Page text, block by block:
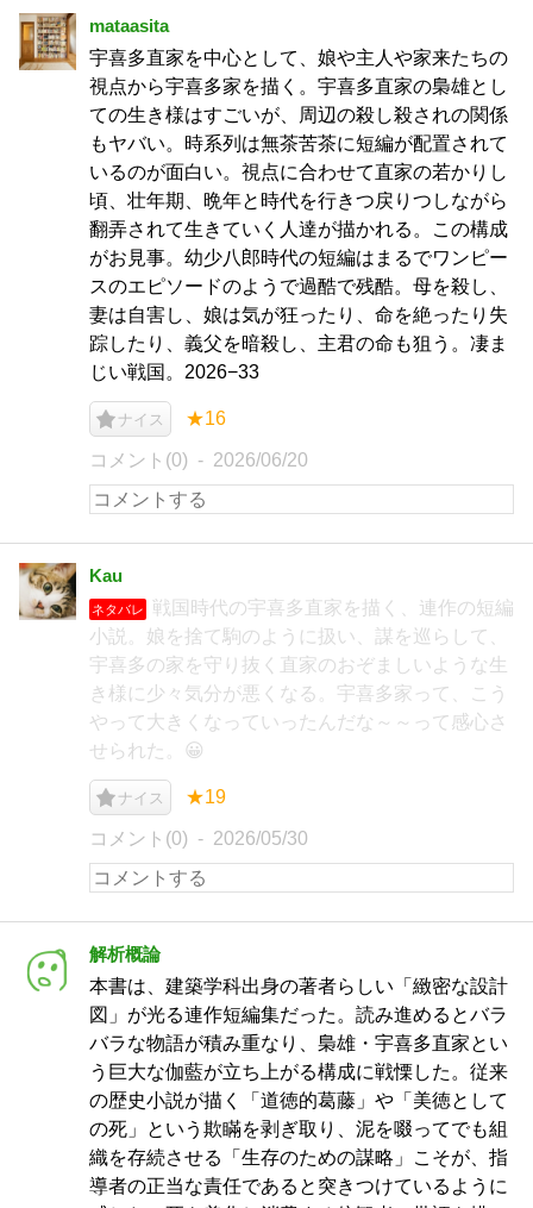
mataasita
宇喜多直家を中心として、娘や主人や家来たちの
視点から宇喜多家を描く。宇喜多直家の梟雄とし
ての生き様はすごいが、周辺の殺し殺されの関係
もヤバい。時系列は無茶苦茶に短編が配置されて
いるのが面白い。視点に合わせて直家の若かりし
頃、壮年期、晩年と時代を行きつ戻りつしながら
翻弄されて生きていく人達が描かれる。この構成
がお見事。幼少八郎時代の短編はまるでワンピー
スのエピソードのようで過酷で残酷。母を殺し、
妻は自害し、娘は気が狂ったり、命を絶ったり失
踪したり、義父を暗殺し、主君の命も狙う。凄ま
じい戦国。2026−33
ナイス ★16
コメント(0) 2026/06/20
Kau
ネタバレ
戦国時代の宇喜多直家を描く、連作の短編
小説。娘を捨て駒のように扱い、謀を巡らして、
宇喜多の家を守り抜く直家のおぞましいような生
き様に少々気分が悪くなる。宇喜多家って、こう
やって大きくなっていったんだな～～って感心さ
せられた。😀
ナイス ★19
コメント(0) 2026/05/30
解析概論
本書は、建築学科出身の著者らしい「緻密な設計
図」が光る連作短編集だった。読み進めるとバラ
バラな物語が積み重なり、梟雄・宇喜多直家とい
う巨大な伽藍が立ち上がる構成に戦慄した。従来
の歴史小説が描く「道徳的葛藤」や「美徳として
の死」という欺瞞を剥ぎ取り、泥を啜ってでも組
織を存続させる「生存のための謀略」こそが、指
導者の正当な責任であると突きつけているように